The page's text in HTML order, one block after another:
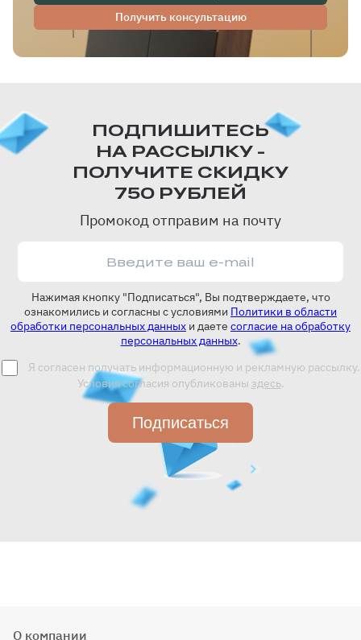
Получить консультацию
ПОДПИШИТЕСЬ
НА РАССЫЛКУ -
ПОЛУЧИТЕ СКИДКУ
750 РУБЛЕЙ
Промокод отправим на почту
Нажимая кнопку "Подписаться", Вы подтверждаете, что
ознакомились и согласны с условиями Политики в области
обработки персональных данных и даете согласие на обработку
персональных данных.
Я согласен получать информационную и рекламную рассылку.
Условия согласия опубликованы здесь.
Подписаться
О компании